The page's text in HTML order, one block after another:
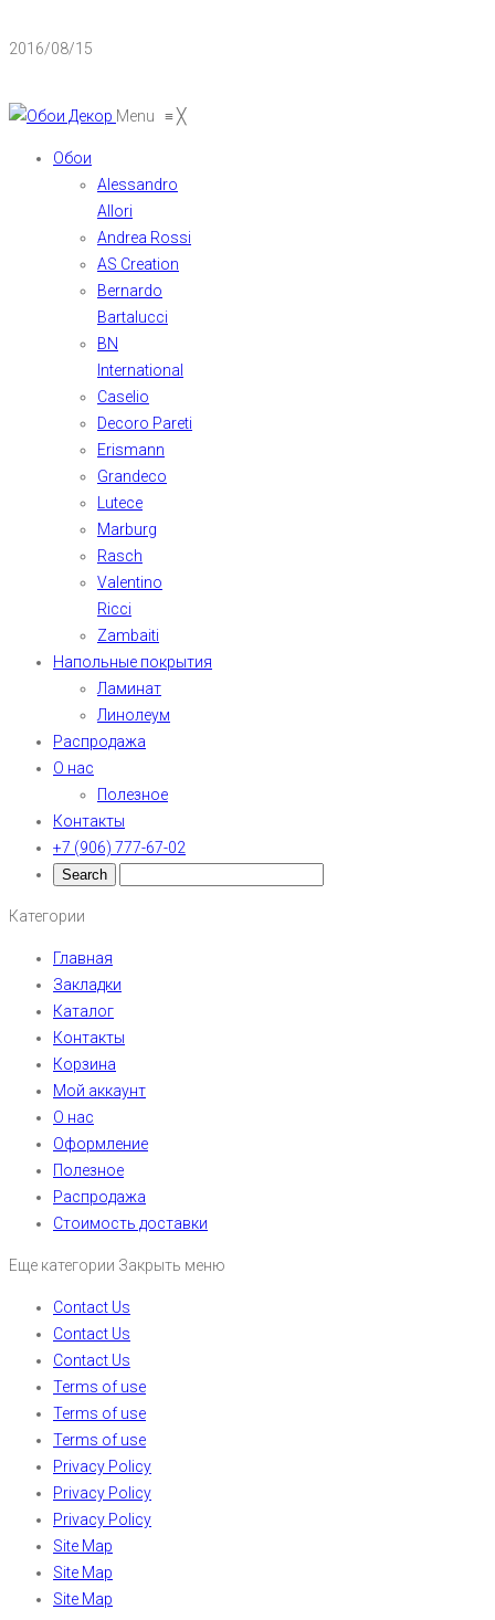
2016/08/15
Menu ≡╳
Обои
Alessandro
Allori
Andrea Rossi
AS Creation
Bernardo
Bartalucci
BN
International
Caselio
Decoro Pareti
Erismann
Grandeco
Lutece
Marburg
Rasch
Valentino
Ricci
Zambaiti
Напольные покрытия
Ламинат
Линолеум
Распродажа
О нас
Полезное
Контакты
+7 (906) 777-67-02
Категории
Главная
Закладки
Каталог
Контакты
Корзина
Мой аккаунт
О нас
Оформление
Полезное
Распродажа
Стоимость доставки
Еще категории Закрыть меню
Contact Us
Contact Us
Contact Us
Terms of use
Terms of use
Terms of use
Privacy Policy
Privacy Policy
Privacy Policy
Site Map
Site Map
Site Map